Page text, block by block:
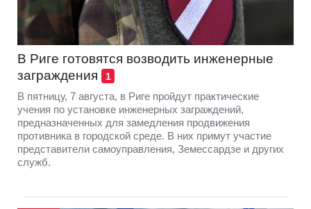
В Риге готовятся возводить инженерные
заграждения
1
В пятницу, 7 августа, в Риге пройдут практические
учения по установке инженерных заграждений,
предназначенных для замедления продвижения
противника в городской среде. В них примут участие
представители самоуправления, Земессардзе и других
служб.